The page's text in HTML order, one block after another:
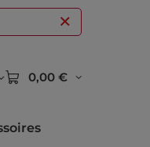
0,00 €